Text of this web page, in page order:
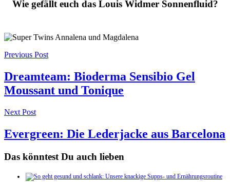
Wie gefällt euch das Louis Widmer Sonnenfluid?
Post
navigation
Previous Post
Dreamteam: Bioderma Sensibio Gel
Moussant und Tonique
Next Post
Evergreen: Die Lederjacke aus Barcelona
Das könntest Du auch lieben